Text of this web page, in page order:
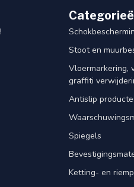
Stoot en
Vloermarkering,
graffiti
Antislip
Spiegels
Ketting- en